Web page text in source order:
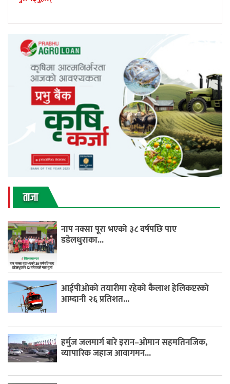
ताजा
नाप नक्सा पूरा भएको ३८ वर्षपछि पाए
डडेलधुराका...
आईपीओको तयारीमा रहेको कैलाश हेलिकप्टरको
आम्दानी २६ प्रतिशत...
हर्मुज जलमार्ग बारे इरान–ओमान सहमतिनजिक,
व्यापारिक जहाज आवागमन...